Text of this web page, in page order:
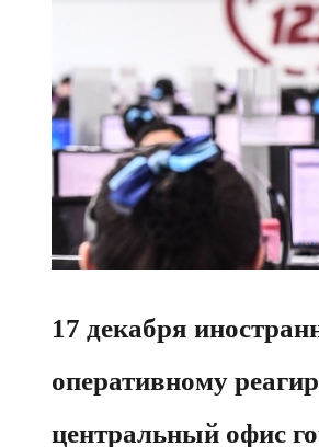
17 декабря
оперативному
центральный офис